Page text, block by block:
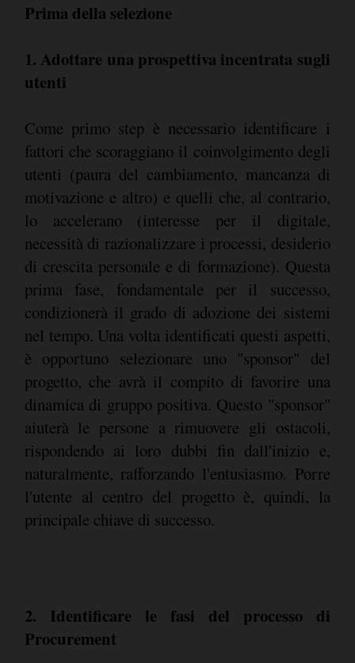
Prima della selezione
1. Adottare una prospettiva incentrata sugli
utenti
Come primo step è necessario identificare i
fattori che scoraggiano il coinvolgimento degli
utenti (paura del cambiamento, mancanza di
motivazione e altro) e quelli che, al contrario,
lo accelerano (interesse per il digitale,
necessità di razionalizzare i processi, desiderio
di crescita personale e di formazione). Questa
prima fase, fondamentale per il successo,
condizionerà il grado di adozione dei sistemi
nel tempo. Una volta identificati questi aspetti,
è opportuno selezionare uno "sponsor" del
progetto, che avrà il compito di favorire una
dinamica di gruppo positiva. Questo "sponsor"
aiuterà le persone a rimuovere gli ostacoli,
rispondendo ai loro dubbi fin dall'inizio e,
naturalmente, rafforzando l'entusiasmo. Porre
l'utente al centro del progetto è, quindi, la
principale chiave di successo.
2. Identificare le fasi del processo di
Procurement